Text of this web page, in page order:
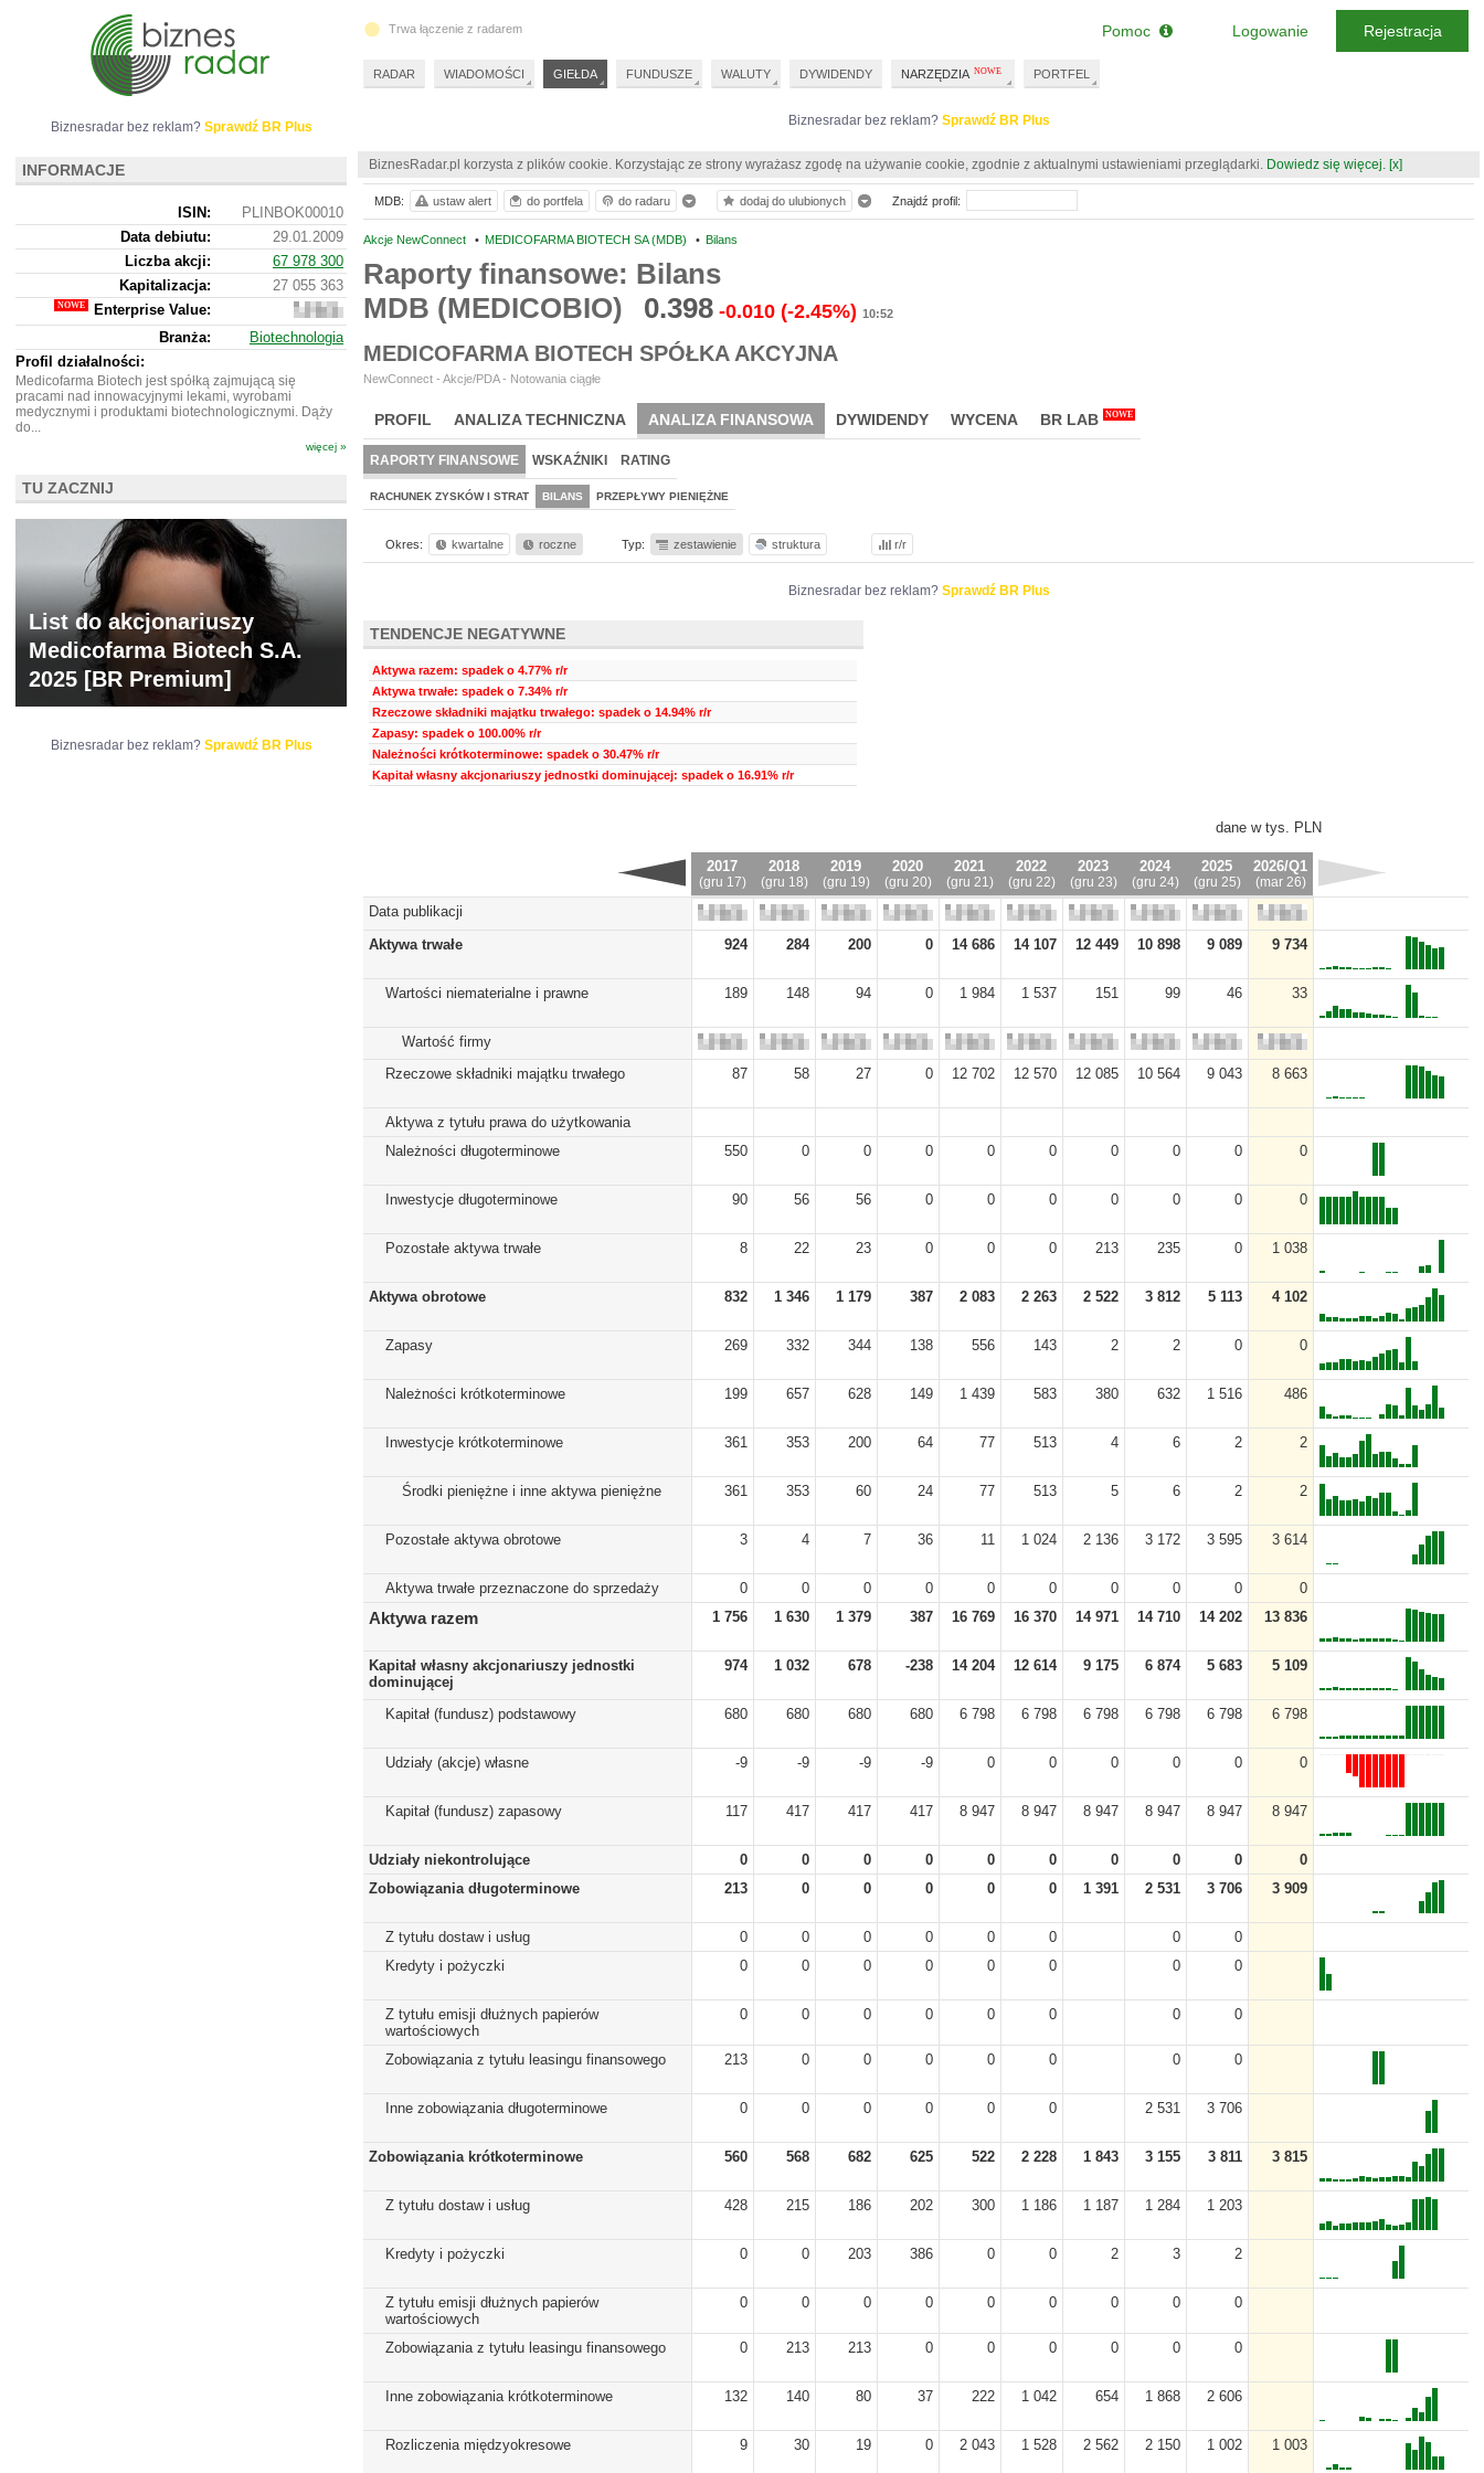
Biznesradar bez reklam? Sprawdź BR Plus
BiznesRadar.pl korzysta z plików cookie. Korzystając ze strony wyrażasz zgodę na używanie cookie, zgodnie z aktualnymi ustawieniami przeglądarki. Dowiedz się więcej. [x]
Akcje NewConnect • MEDICOFARMA BIOTECH SA (MDB) • Bilans
Raporty finansowe: Bilans
MDB (MEDICOBIO)
0.398 -0.010 (-2.45%) 10:52
MEDICOFARMA BIOTECH SPÓŁKA AKCYJNA
NewConnect - Akcje/PDA - Notowania ciągłe
PROFIL ANALIZA TECHNICZNA ANALIZA FINANSOWA DYWIDENDY WYCENA BR LAB NOWE
RAPORTY FINANSOWE WSKAŹNIKI RATING
RACHUNEK ZYSKÓW I STRAT BILANS PRZEPŁYWY PIENIĘŻNE
Okres: kwartalne roczne Typ: zestawienie struktura r/r
Biznesradar bez reklam? Sprawdź BR Plus
TENDENCJE NEGATYWNE
Aktywa razem: spadek o 4.77% r/r
Aktywa trwałe: spadek o 7.34% r/r
Rzeczowe składniki majątku trwałego: spadek o 14.94% r/r
Zapasy: spadek o 100.00% r/r
Należności krótkoterminowe: spadek o 30.47% r/r
Kapitał własny akcjonariuszy jednostki dominującej: spadek o 16.91% r/r
dane w tys. PLN
2017
(gru 17)
2018
(gru 18)
2019
(gru 19)
2020
(gru 20)
2021
(gru 21)
2022
(gru 22)
2023
(gru 23)
2024
(gru 24)
2025
(gru 25)
2026/Q1
(mar 26)
Data publikacji
Aktywa trwałe
924 284 200 0 14 686 14 107 12 449 10 898 9 089 9 734
Wartości niematerialne i prawne 189 148 94 0 1 984 1 537 151 99 46 33
Wartość firmy
Rzeczowe składniki majątku trwałego
87 58 27 0 12 702 12 570 12 085 10 564 9 043 8 663
Aktywa z tytułu prawa do użytkowania
Należności długoterminowe
550 0 0 0 0 0 0 0 0 0
Inwestycje długoterminowe 90 56 56 0 0 0 0 0 0 0
Pozostałe aktywa trwałe 8 22 23 0 0 0 213 235 0 1 038
Aktywa obrotowe 832 1 346 1 179 387 2 083 2 263 2 522 3 812 5 113 4 102
Zapasy 269 332 344 138 556 143 2 2 0 0
Należności krótkoterminowe 199 657 628 149 1 439 583 380 632 1 516 486
Inwestycje krótkoterminowe 361 353 200 64 77 513 4 6 2 2
Środki pieniężne i inne aktywa pieniężne 361 353 60 24 77 513 5 6 2 2
Pozostałe aktywa obrotowe 3 4 7 36 11 1 024 2 136 3 172 3 595 3 614
Aktywa trwałe przeznaczone do sprzedaży 0 0 0 0 0 0 0 0 0 0
Aktywa razem 1 756 1 630 1 379 387 16 769 16 370 14 971 14 710 14 202 13 836
Kapitał własny akcjonariuszy jednostki
dominującej
974 1 032 678 -238 14 204 12 614 9 175 6 874 5 683 5 109
Kapitał (fundusz) podstawowy 680 680 680 680 6 798 6 798 6 798 6 798 6 798 6 798
Udziały (akcje) własne -9 -9 -9 -9 0 0 0 0 0 0
Kapitał (fundusz) zapasowy 117 417 417 417 8 947 8 947 8 947 8 947 8 947 8 947
Udziały niekontrolujące 0 0 0 0 0 0 0 0 0
0
Zobowiązania długoterminowe
213 0 0 0 0 0 1 391 2 531 3 706 3 909
Z tytułu dostaw i usług 0 0 0 0 0 0 0
0
Kredyty i pożyczki
0 0 0 0 0 0 0 0
Z tytułu emisji dłużnych papierów
wartościowych
0 0 0 0 0 0 0 0
Zobowiązania z tytułu leasingu finansowego 213 0 0 0 0 0 0 0
Inne zobowiązania długoterminowe 0 0 0 0 0 0 2 531 3 706
Zobowiązania krótkoterminowe 560 568 682 625 522 2 228 1 843 3 155 3 811 3 815
Z tytułu dostaw i usług 428 215 186 202 300 1 186 1 187 1 284 1 203
Kredyty i pożyczki 0 0 203 386 0 0 2 3 2
Z tytułu emisji dłużnych papierów
wartościowych
0 0 0 0 0 0 0 0 0
Zobowiązania z tytułu leasingu finansowego 0 213 213 0 0 0 0 0 0
Inne zobowiązania krótkoterminowe 132 140 80 37 222 1 042 654 1 868 2 606
Rozliczenia międzyokresowe 9 30 19 0 2 043 1 528 2 562 2 150 1 002 1 003
MDB: ustaw alert do portfela do radaru dodaj do ulubionych Znajdź profil:
Biznesradar bez reklam? Sprawdź BR Plus
INFORMACJE
ISIN:
PLINBOK00010
Data debiutu:
29.01.2009
Liczba akcji:
67 978 300
Kapitalizacja:
27 055 363
Enterprise Value:
27
053
363
Branża:
Biotechnologia
Profil działalności:
Medicofarma Biotech jest spółką zajmującą się
pracami nad innowacyjnymi lekami, wyrobami
medycznymi i produktami biotechnologicznymi. Dąży
do...
więcej »
TU ZACZNIJ
List do akcjonariuszy
Medicofarma Biotech S.A.
2025 [BR Premium]
Biznesradar bez reklam? Sprawdź BR Plus
Trwa łączenie z radarem
RADAR WIADOMOŚCI GIEŁDA FUNDUSZE WALUTY DYWIDENDY NARZĘDZIA PORTFEL
Pomoc Logowanie Rejestracja